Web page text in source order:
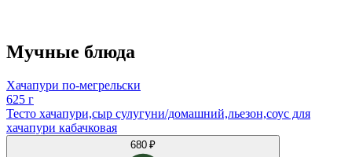
Мучные блюда
Хачапури по-мегрельски
625 г
Тесто хачапури,сыр сулугуни/домашний,льезон,соус для
хачапури кабачковая
680 ₽